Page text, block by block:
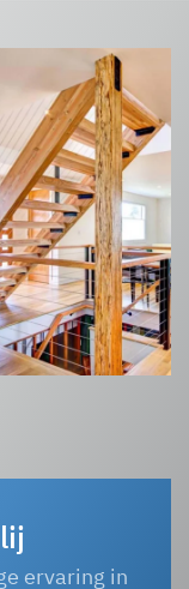
ervaring in